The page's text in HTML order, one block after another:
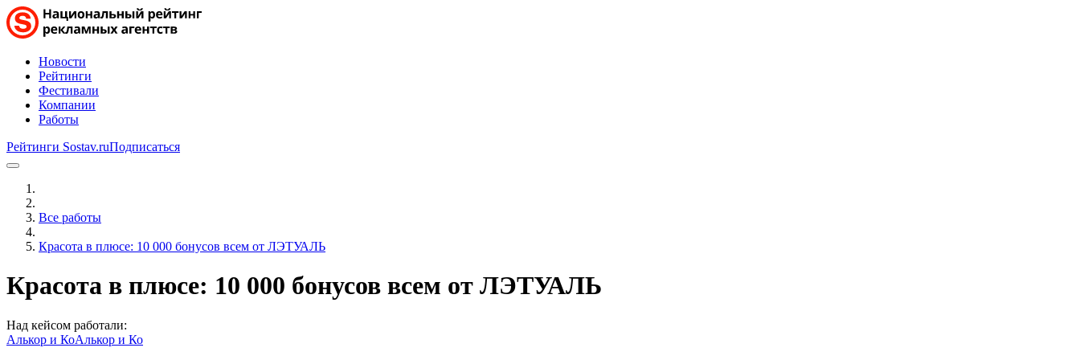
Новости
Рейтинги
Фестивали
Компании
Работы
Рейтинги Sostav.ruПодписаться
Все работы
Красота в плюсе: 10 000 бонусов всем от ЛЭТУАЛЬ
Красота в плюсе: 10 000 бонусов всем от ЛЭТУАЛЬ
Над кейсом работали:
Алькор и КоАлькор и Ко